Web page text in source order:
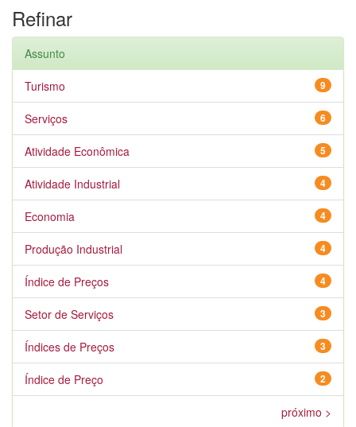
Refinar
Assunto
9
Turismo
6
Serviços
5
Atividade Econômica
4
Atividade Industrial
4
Economia
4
Produção Industrial
4
Índice de Preços
3
Setor de Serviços
3
Índices de Preços
2
Índice de Preço
próximo >